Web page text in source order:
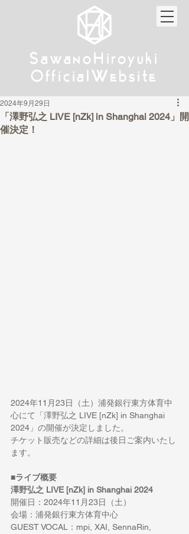
Sa wanoHiroyuki
Official W ebsite
Sa wanoHiroyuki
Official W ebsite
「澤野弘之 LIVE [nZk] in Shanghai 2024」開
催決定！
2024年9月29日
2024年11月23日（土）浦発銀行東方体育中
心にて「澤野弘之 LIVE [nZk] in Shanghai
2024」の開催が決定しました。
チケット販売などの詳細は後日ご案内いたし
ます。
■ライブ概要
澤野弘之 LIVE [nZk] in Shanghai 2024
開催日：2024年11月23日（土）
会場：浦発銀行東方体育中心
GUEST VOCAL：mpi, XAI, SennaRin,